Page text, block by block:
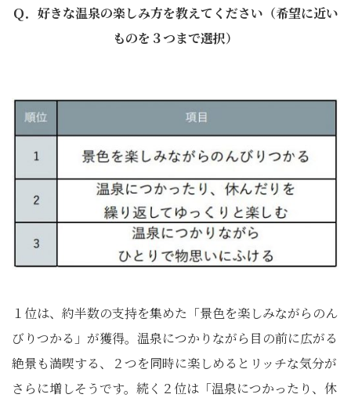
Ｑ．好きな温泉の楽しみ方を教えてください（希望に近い
ものを３つまで選択）
１位は、約半数の支持を集めた「景色を楽しみながらのん
びりつかる」が獲得。温泉につかりながら目の前に広がる
絶景も満喫する、２つを同時に楽しめるとリッチな気分が
さらに増しそうです。続く２位は「温泉につかったり、休